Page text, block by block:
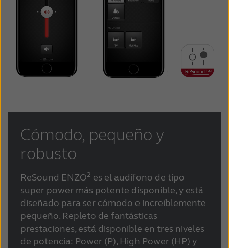
Cómodo, pequeño y
robusto
ReSound ENZO2 es el audífono de tipo
super power más potente disponible, y está
diseñado para ser cómodo e increíblemente
pequeño. Repleto de fantásticas
prestaciones, está disponible en tres niveles
de potencia: Power (P), High Power (HP) y